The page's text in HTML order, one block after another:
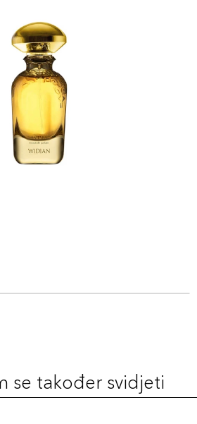
se također svidjeti